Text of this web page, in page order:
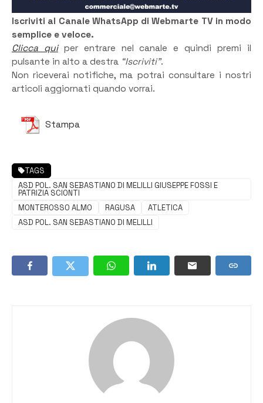
Iscriviti al Canale WhatsApp di Webmarte TV in modo
semplice e veloce.
Clicca quiper entrare nel canale e quindi premi il
pulsante in alto a destra “Iscriviti”.
Non riceverai notifiche, ma potrai consultare i nostri
articoli aggiornati quando vorrai.
Stampa
TAGS
ASD POL. SAN SEBASTIANO DI MELILLI GIUSEPPE FOSSI E
PATRIZIA SCIONTI
MONTEROSSO ALMO
RAGUSA
ATLETICA
ASD POL. SAN SEBASTIANO DI MELILLI